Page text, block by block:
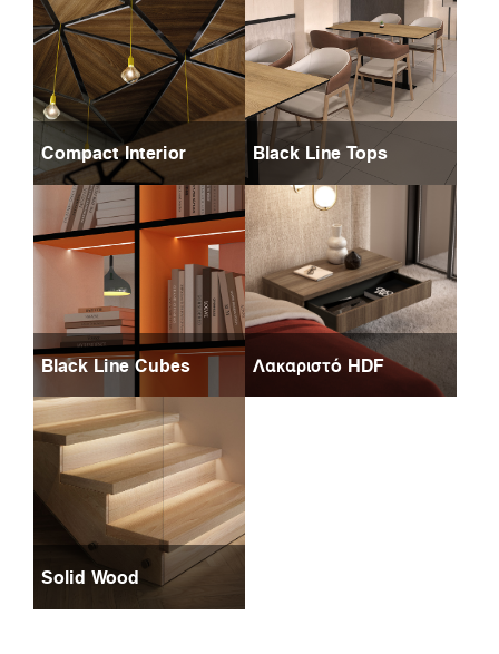
Compact Interior Black Line Tops
Black Line Cubes Λακαριστό HDF
Solid Wood